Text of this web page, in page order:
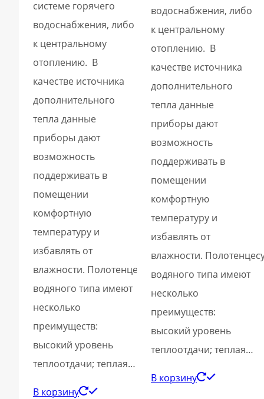
системе горячего
водоснабжения, либо
к центральному
отоплению. В
качестве источника
дополнительного
тепла данные
приборы дают
возможность
поддерживать в
помещении
комфортную
температуру и
избавлять от
влажности. Полотенцесушители
водяного типа имеют
несколько
преимуществ:
высокий уровень
теплоотдачи; теплая…
В корзину
водоснабжения, либо
к центральному
отоплению. В
качестве источника
дополнительного
тепла данные
приборы дают
возможность
поддерживать в
помещении
комфортную
температуру и
избавлять от
влажности.
водяного типа имеют
несколько
преимуществ:
высокий уровень
теплоотдачи; теплая…
В корзину